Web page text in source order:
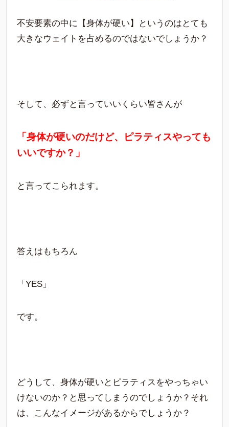
不安要素の中に【身体が硬い】というのはとても
大きなウェイトを占めるのではないでしょうか？
そして、必ずと言っていいくらい皆さんが
「身体が硬いのだけど、ピラティスやっても
いいですか？」
と言ってこられます。
答えはもちろん
「YES」
です。
どうして、身体が硬いとピラティスをやっちゃい
けないのか？と思ってしまうのでしょうか？それ
は、こんなイメージがあるからでしょうか？